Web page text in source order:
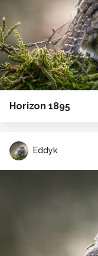
Horizon 1895
Eddyk